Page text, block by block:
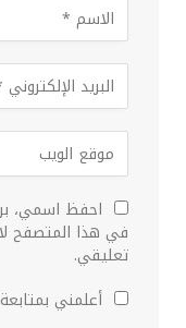
احفظ اسمي،
في هذا المتصفح
تعليقي.
أعلمني